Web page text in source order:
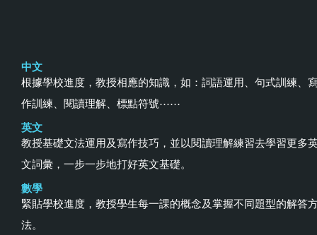
中文
根據學校進度，教授相應的知識，如：詞語運用、句式訓練、
作訓練、閱讀理解、標點符號⋯⋯
英文
教授基礎文法運用及寫作技巧，並以閱讀理解練習去學習更多
文詞彙，一步一步地打好英文基礎。
數學
緊貼學校進度，教授學生每一課的概念及掌握不同題型的解答
法。